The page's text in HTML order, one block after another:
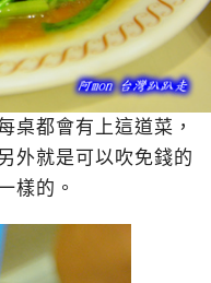
桌都會有上這道菜，
外就是可以吹免錢的
樣的。